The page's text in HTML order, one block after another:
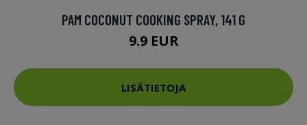
PAM COCONUT COOKING SPRAY, 141 G
9.9 EUR
LISÄTIETOJA